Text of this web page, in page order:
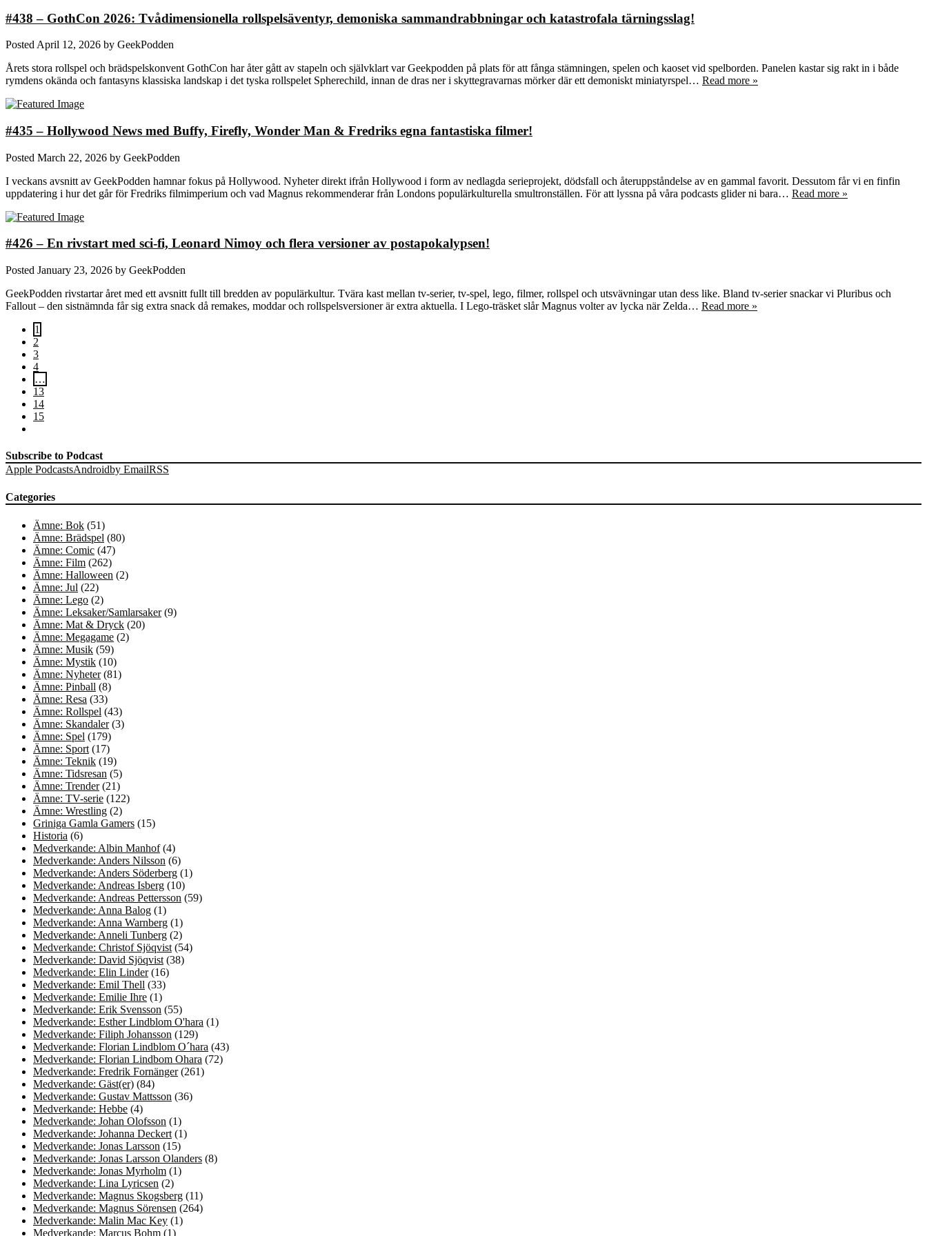
#438 – GothCon 2026: Tvådimensionella rollspelsäventyr, demoniska sammandrabbningar och katastrofala tärningsslag!
Posted April 12, 2026 by GeekPodden
Årets stora rollspel och brädspelskonvent GothCon har åter gått av stapeln och självklart var Geekpodden på plats för att fånga stämningen, spelen och kaoset vid spelborden. Panelen kastar sig rakt in i både
rymdens okända och fantasyns klassiska landskap i det tyska rollspelet Spherechild, innan de dras ner i skyttegravarnas mörker där ett demoniskt miniatyrspel… Read more »
#435 – Hollywood News med Buffy, Firefly, Wonder Man & Fredriks egna fantastiska filmer!
Posted March 22, 2026 by GeekPodden
I veckans avsnitt av GeekPodden hamnar fokus på Hollywood. Nyheter direkt ifrån Hollywood i form av nedlagda serieprojekt, dödsfall och återuppståndelse av en gammal favorit. Dessutom får vi en finfin
uppdatering i hur det går för Fredriks filmimperium och vad Magnus rekommenderar från Londons populärkulturella smultronställen. För att lyssna på våra podcasts glider ni bara… Read more »
#426 – En rivstart med sci-fi, Leonard Nimoy och flera versioner av postapokalypsen!
Posted January 23, 2026 by GeekPodden
GeekPodden rivstartar året med ett avsnitt fullt till bredden av populärkultur. Tvära kast mellan tv-serier, tv-spel, lego, filmer, rollspel och utsvävningar utan dess like. Bland tv-serier snackar vi Pluribus och
Fallout – den sistnämnda får sig extra snack då remakes, moddar och rollspelsversioner är extra aktuella. I Lego-träsket slår Magnus volter av lycka när Zelda… Read more »
1
2
3
4
…
13
14
15
Subscribe to Podcast
Apple PodcastsAndroidby EmailRSS
Categories
Ämne: Bok (51)
Ämne: Brädspel (80)
Ämne: Comic (47)
Ämne: Film (262)
Ämne: Halloween (2)
Ämne: Jul (22)
Ämne: Lego (2)
Ämne: Leksaker/Samlarsaker(9)
Ämne: Mat & Dryck (20)
Ämne: Megagame (2)
Ämne: Musik (59)
Ämne: Mystik (10)
Ämne: Nyheter(81)
Ämne: Pinball (8)
Ämne: Resa (33)
Ämne: Rollspel (43)
Ämne: Skandaler(3)
Ämne: Spel (179)
Ämne: Sport (17)
Ämne: Teknik (19)
Ämne: Tidsresan (5)
Ämne: Trender(21)
Ämne: TV-serie (122)
Ämne: Wrestling (2)
Griniga Gamla Gamers (15)
Historia (6)
Medverkande: Albin Manhof(4)
Medverkande: Anders Nilsson (6)
Medverkande: Anders Söderberg (1)
Medverkande: Andreas Isberg (10)
Medverkande: Andreas Pettersson (59)
Medverkande: Anna Balog (1)
Medverkande: Anna Warnberg (1)
Medverkande: Anneli Tunberg (2)
Medverkande: Christof Sjöqvist (54)
Medverkande: David Sjöqvist (38)
Medverkande: Elin Linder(16)
Medverkande: Emil Thell (33)
Medverkande: Emilie Ihre (1)
Medverkande: Erik Svensson (55)
Medverkande: Esther Lindblom O'hara (1)
Medverkande: Filiph Johansson (129)
Medverkande: Florian Lindblom O´hara (43)
Medverkande: Florian Lindbom Ohara (72)
Medverkande: Fredrik Fornänger(261)
Medverkande: Gäst(er) (84)
Medverkande: Gustav Mattsson (36)
Medverkande: Hebbe (4)
Medverkande: Johan Olofsson (1)
Medverkande: Johanna Deckert (1)
Medverkande: Jonas Larsson (15)
Medverkande: Jonas Larsson Olanders (8)
Medverkande: Jonas Myrholm (1)
Medverkande: Lina Lyricsen (2)
Medverkande: Magnus Skogsberg (11)
Medverkande: Magnus Sörensen (264)
Medverkande: Malin Mac Key (1)
Medverkande: Marcus Bohm (1)